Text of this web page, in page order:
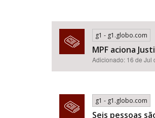
g1 - g1.globo.com
MPF aciona
Adicionado: 16 de Jul
g1 - g1.globo.com
Seis pessoas